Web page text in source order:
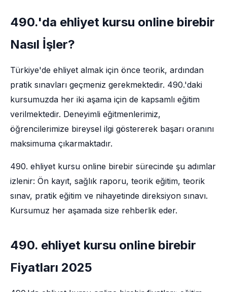
490.'da ehliyet kursu online birebir
Nasıl İşler?
Türkiye'de ehliyet almak için önce teorik, ardından
pratik sınavları geçmeniz gerekmektedir. 490.'daki
kursumuzda her iki aşama için de kapsamlı eğitim
verilmektedir. Deneyimli eğitmenlerimiz,
öğrencilerimize bireysel ilgi göstererek başarı oranını
maksimuma çıkarmaktadır.
490. ehliyet kursu online birebir sürecinde şu adımlar
izlenir: Ön kayıt, sağlık raporu, teorik eğitim, teorik
sınav, pratik eğitim ve nihayetinde direksiyon sınavı.
Kursumuz her aşamada size rehberlik eder.
490. ehliyet kursu online birebir
Fiyatları 2025